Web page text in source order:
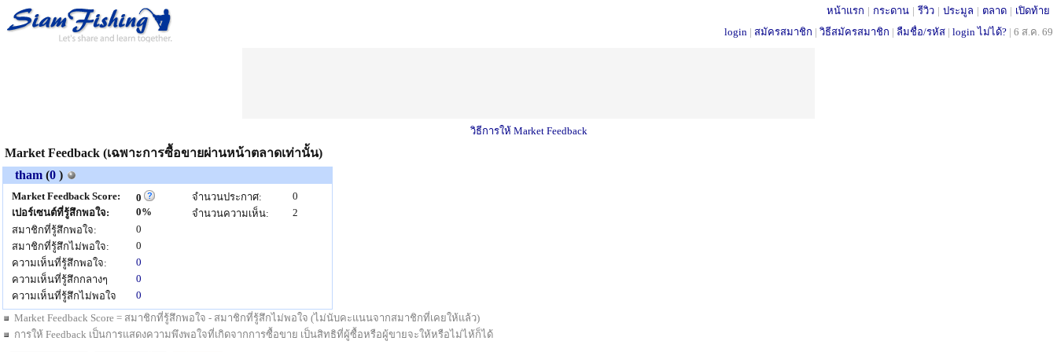
หน้าแรก | กระดาน | รีวิว | ประมูล | ตลาด | เปิดท้าย
login | สมัครสมาชิก | วิธีสมัครสมาชิก | ลืมชื่อ/รหัส | login ไม่ได้? | 6 ส.ค. 69
วิธีการให้ Market Feedback
Market Feedback (เฉพาะการซื้อขายผ่านหน้าตลาดเท่านั้น)
tham (0 )
Market Feedback Score:
0
เปอร์เซนต์ที่รู้สึกพอใจ:
0%
สมาชิกที่รู้สึกพอใจ:
0
สมาชิกที่รู้สึกไม่พอใจ:
0
ความเห็นที่รู้สึกพอใจ:
0
ความเห็นที่รู้สึกกลางๆ
0
ความเห็นที่รู้สึกไม่พอใจ
0
จำนวนประกาศ:
0
จำนวนความเห็น:
2
Market Feedback Score = สมาชิกที่รู้สึกพอใจ - สมาชิกที่รู้สึกไม่พอใจ (ไม่นับคะแนนจากสมาชิกที่เคยให้แล้ว)
การให้ Feedback เป็นการแสดงความพึงพอใจที่เกิดจากการซื้อขาย เป็นสิทธิที่ผู้ซื้อหรือผู้ขายจะให้หรือไม่ไห้ก็ได้